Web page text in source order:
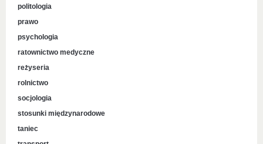
politologia
prawo
psychologia
ratownictwo medyczne
reżyseria
rolnictwo
socjologia
stosunki międzynarodowe
taniec